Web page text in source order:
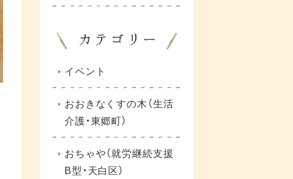
イベント
おおきなくすの木（生活
介護・東郷町）
おちゃや（就労継続支援
B型・天白区）